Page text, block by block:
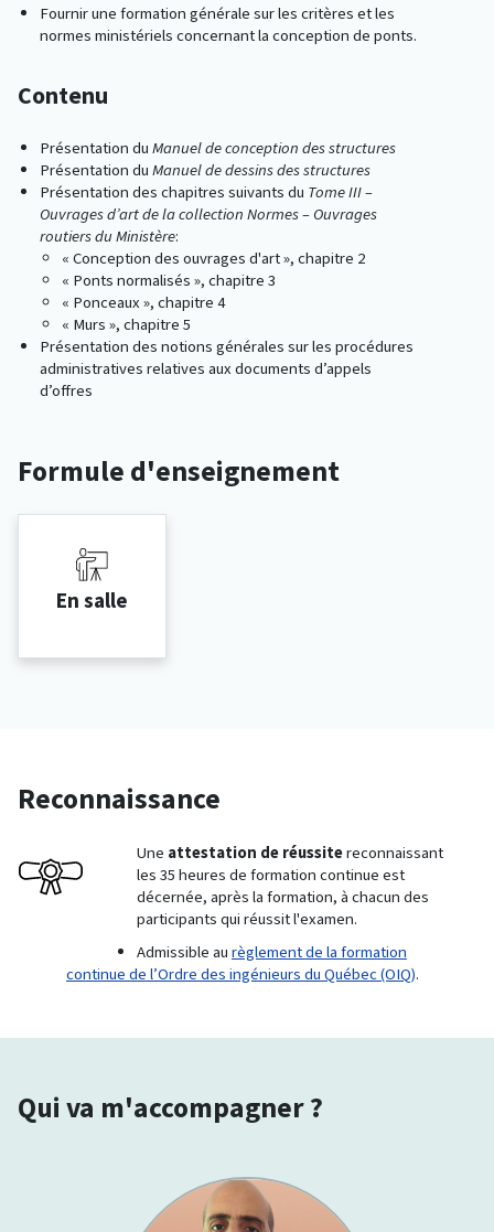
Fournir une formation générale sur les critères et les
normes ministériels concernant la conception de ponts.
Contenu
Présentation du Manuel de conception des structures
Présentation du Manuel de dessins des structures
Présentation des chapitres suivants du Tome III –
Ouvrages d’art de la collection Normes – Ouvrages
routiers du Ministère:
« Conception des ouvrages d'art », chapitre 2
« Ponts normalisés », chapitre 3
« Ponceaux », chapitre 4
« Murs », chapitre 5
Présentation des notions générales sur les procédures
administratives relatives aux documents d’appels
d’offres
Formule d'enseignement
En salle
Reconnaissance
Une attestation de réussitereconnaissant
les 35 heures de formation continue est
décernée, après la formation, à chacun des
participants qui réussit l'examen.
Admissible au règlement de la formation
continue de l’Ordre des ingénieurs du Québec (OIQ).
Qui va m'accompagner ?